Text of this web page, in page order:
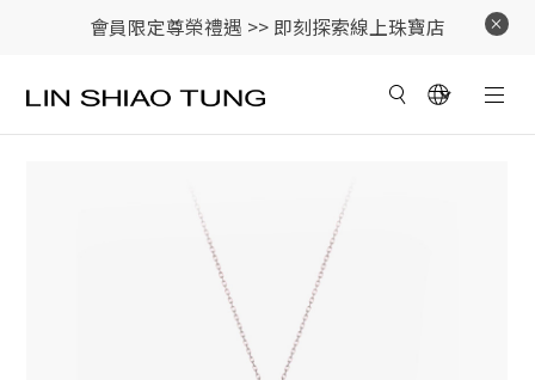
會員限定尊榮禮遇 >> 即刻探索線上珠寶店